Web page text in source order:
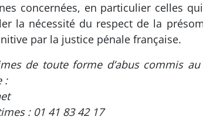
concernées, en particulier celles
la nécessité du respect de la
par la justice pénale française.
de toute forme d’abus commis
:
: 01 41 83 42 17